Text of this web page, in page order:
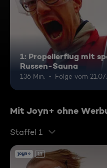
1: Propellerflug mit
Russen-Sauna
136 Min. Folge vom
Mit Joyn+ ohne
Staffel 1
12